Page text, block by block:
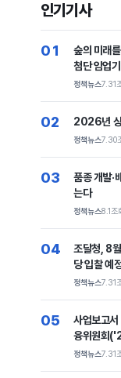
인기기사
01
숲의 미래
첨단 임업
점-
정책뉴스7.31
02 2026년 상
정책뉴스7.30
03
품종 개발·
는다
정책뉴스8.1조
04
조달청, 8
당 입찰 예
정책뉴스7.31
05
사업보고
융위원회
정책뉴스7.31